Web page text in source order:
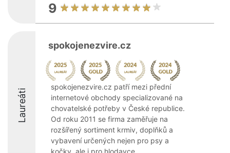
9
Laureáti
spokojenezvire.cz
spokojenezvire.cz patří mezi přední
internetové obchody specializované na
chovatelské potřeby v České republice.
Od roku 2011 se firma zaměřuje na
rozšířený sortiment krmiv, doplňků a
vybavení určených nejen pro psy a
kočky, ale i pro hlodavce, ...